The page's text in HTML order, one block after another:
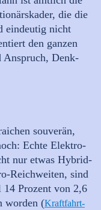
die die
eindeutig nicht
den ganzen
Anspruch, Denk-
souverän,
Echte Elektro-
nur etwas Hybrid-
Reichweiten, sind
Prozent von 2,6
worden (Kraftfahrt-